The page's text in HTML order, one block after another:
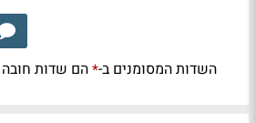
השדות המסומנים ב-*הם שדות חובה